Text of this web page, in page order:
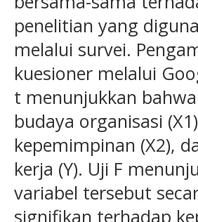
penelitian yang
melalui survei.
kuesioner melalui
t menunjukkan
budaya organisasi
kepemimpinan (X2),
kerja (Y). Uji F
variabel tersebut
signifikan terhadap